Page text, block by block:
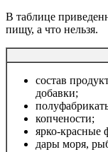
В таблице
пищу, а что нельзя.
состав
добавки;
копчености;
ярко-красные
дары моря,